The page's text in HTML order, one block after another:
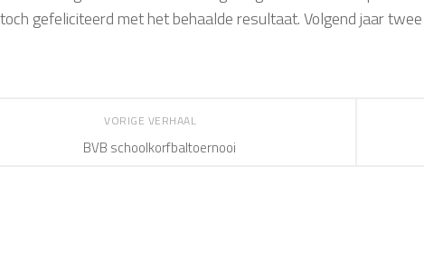
gefeliciteerd met het behaalde resultaat. Volgend jaar
VORIGE VERHAAL
BVB schoolkorfbaltoernooi